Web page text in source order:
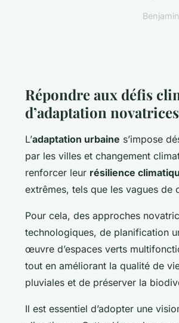
Benjamin
Répondre aux défis
d’adaptation novatrices
L’adaptation urbaine s’impose
par les villes et changement
renforcer leur résilience
extrêmes, tels que les vagues de
Pour cela, des approches
technologiques, de planification
œuvre d’espaces verts
tout en améliorant la qualité de
pluviales et de préserver la
Il est essentiel d’adopter une